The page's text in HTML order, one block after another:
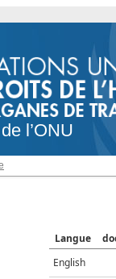
l’ONU
Langue
English